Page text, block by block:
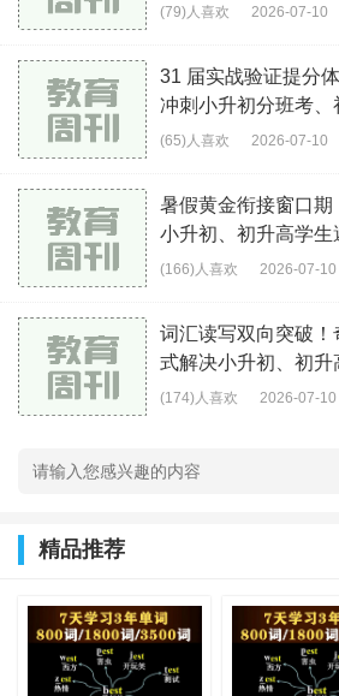
(79)人喜欢 2026-07-10
31 届实战验证提分
冲刺小升初分班考
(65)人喜欢 2026-07-10
暑假黄金衔接窗口
小升初、初升高学
(166)人喜欢 2026-07-10
词汇读写双向突破
式解决小升初、初升
(174)人喜欢 2026-07-10
精品推荐